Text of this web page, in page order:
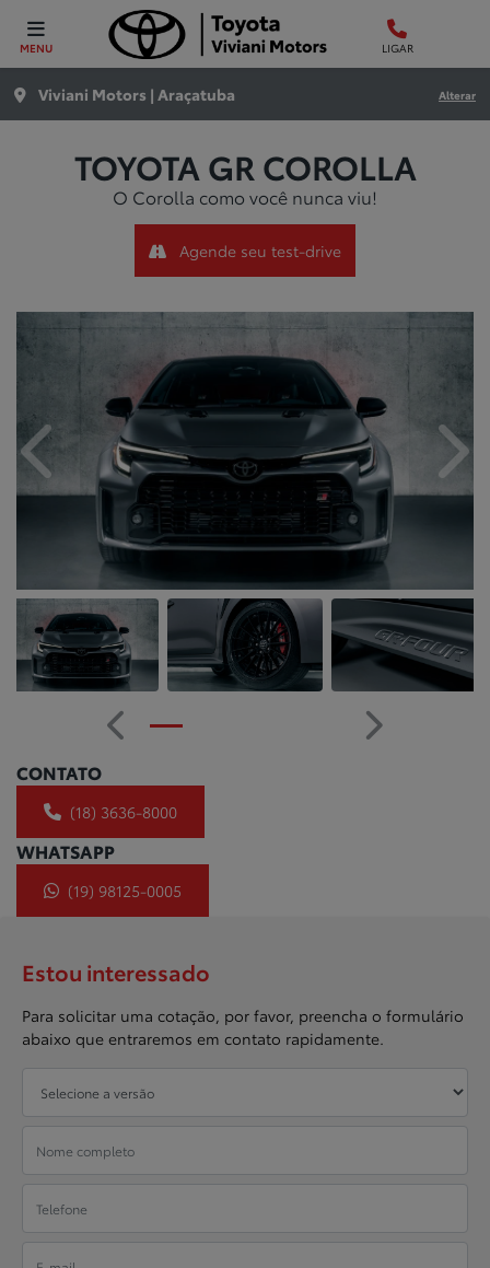
MENU LIGAR
Viviani Motors | Araçatuba Alterar
TOYOTA GR COROLLA
O Corolla como você nunca viu!
Agende seu test-drive
Estou interessado
Para solicitar uma cotação, por favor, preencha o formulário
abaixo que entraremos em contato rapidamente.
Anterior
Anterior
Próximo
CONTATO
(18) 3636-8000
WHATSAPP
(19) 98125-0005